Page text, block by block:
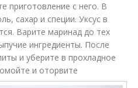
приготовление с него. В
сахар и специи. Уксус в
Варите маринад до тех
ингредиенты. После
и уберите в прохладное
и оторвите